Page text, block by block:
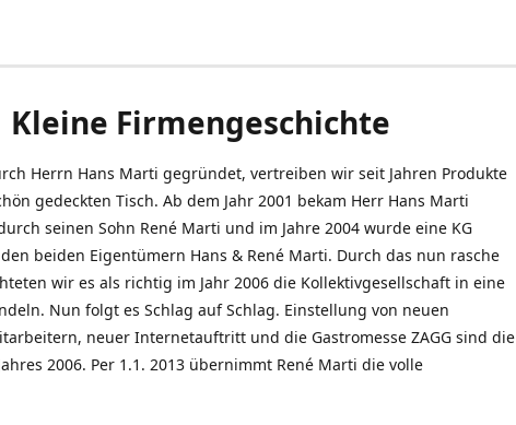
Kleine Firmengeschichte
Herrn Hans Marti gegründet, vertreiben wir seit Jahren Produkte
gedeckten Tisch. Ab dem Jahr 2001 bekam Herr Hans Marti
seinen Sohn René Marti und im Jahre 2004 wurde eine KG
beiden Eigentümern Hans & René Marti. Durch das nun rasche
wir es als richtig im Jahr 2006 die Kollektivgesellschaft in eine
Nun folgt es Schlag auf Schlag. Einstellung von neuen
neuer Internetauftritt und die Gastromesse ZAGG sind die
2006. Per 1.1. 2013 übernimmt René Marti die volle